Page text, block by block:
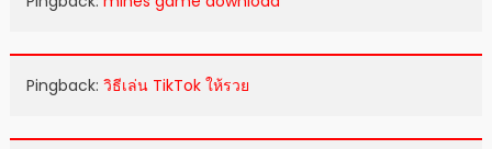
Pingback: วิธีเล่น TikTok ให้รวย